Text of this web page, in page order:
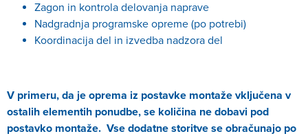
Zagon in kontrola delovanja naprave
Nadgradnja programske opreme (po potrebi)
Koordinacija del in izvedba nadzora del
V primeru, da je oprema iz postavke montaže vključena v
ostalih elementih ponudbe, se količina ne dobavi pod
postavko montaže. Vse dodatne storitve se obračunajo po